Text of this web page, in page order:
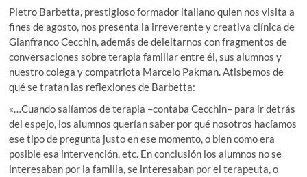
Pietro Barbetta, prestigioso formador italiano quien nos visita a
fines de agosto, nos presenta la irreverente y creativa clínica de
Gianfranco Cecchin, además de deleitarnos con fragmentos de
conversaciones sobre terapia familiar entre él, sus alumnos y
nuestro colega y compatriota Marcelo Pakman. Atisbemos de
qué se tratan las reflexiones de Barbetta:
«…Cuando salíamos de terapia –contaba Cecchin– para ir detrás
del espejo, los alumnos querían saber por qué nosotros hacíamos
ese tipo de pregunta justo en ese momento, o bien como era
posible esa intervención, etc. En conclusión los alumnos no se
interesaban por la familia, se interesaban por el terapeuta, o